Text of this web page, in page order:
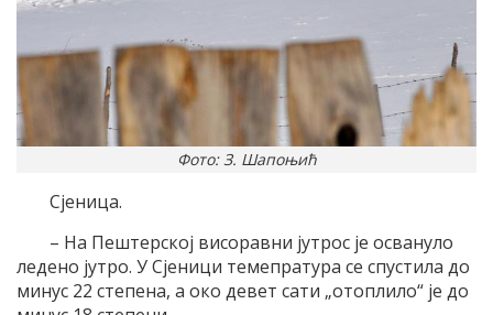
Фото: З. Шапоњић
Сјеница.
– На Пештерској висоравни јутрос је освануло
ледено јутро. У Сјеници темепратура се спустила до
минус 22 степена, а око девет сати „отоплило“ је до